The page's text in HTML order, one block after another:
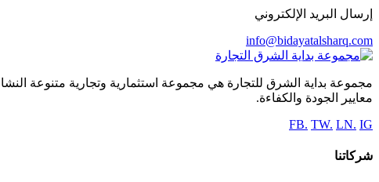
إرسال البريد الإلكتروني
info@bidayatalsharq.com
مجموعة بداية الشرق للتجارة هي مجموعة استثمارية وتجارية متنوعة
معايير الجودة والكفاءة.
FB. TW. LN. IG
شركاتنا